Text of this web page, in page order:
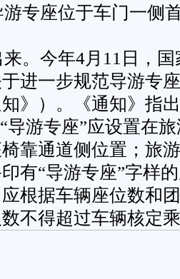
专座位于车门一侧
。今年4月11日，
进一步规范导游专
知》）。《通知》指
导游专座”应设置在
靠通道侧位置；旅
有“导游专座”字样
根据车辆座位数和
不得超过车辆核定